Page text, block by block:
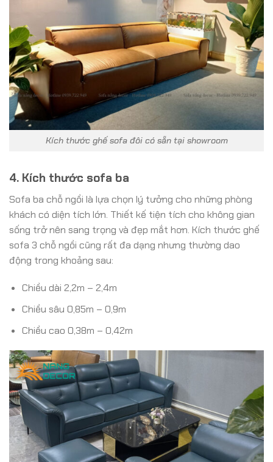
Kích thước ghế sofa đôi có sẵn tại showroom
4. Kích thước sofa ba
Sofa ba chỗ ngồi là lựa chọn lý tưởng cho những phòng
khách có diện tích lớn. Thiết kế tiện tích cho không gian
sống trở nên sang trọng và đẹp mắt hơn. Kích thước ghế
sofa 3 chỗ ngồi cũng rất đa dạng nhưng thường dao
động trong khoảng sau:
Chiều dài 2,2m – 2,4m
Chiều sâu 0,85m – 0,9m
Chiều cao 0,38m – 0,42m